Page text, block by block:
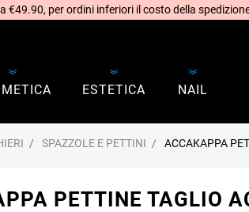
€49.90, per ordini inferiori il costo della
ESTETICA NAIL
SPAZZOLE E PETTINI ACCAKAPPA
PETTINE TAGLIO